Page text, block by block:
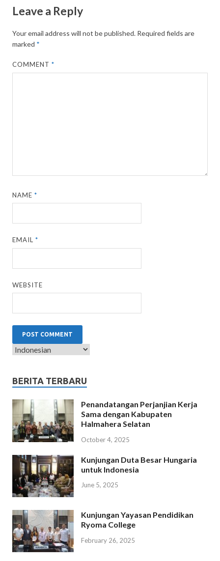
Leave a Reply
Your email address will not be published. Required fields are
marked *
COMMENT*
NAME*
EMAIL*
WEBSITE
BERITA TERBARU
Penandatangan Perjanjian Kerja
Sama dengan Kabupaten
Halmahera Selatan
October 4, 2025
Kunjungan Duta Besar Hungaria
untuk Indonesia
June 5, 2025
Kunjungan Yayasan Pendidikan
Ryoma College
February 26, 2025